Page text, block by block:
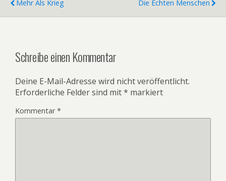
Mehr Als Krieg
Die Echten Menschen
Schreibe einen Kommentar
Deine E-Mail-Adresse wird nicht veröffentlicht.
Erforderliche Felder sind mit* markiert
Kommentar*